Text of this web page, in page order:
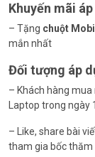
Khuyến mãi
– Tặng chuột
mắn nhất
Đối tượng áp
– Khách hàng
Laptop trong
– Like, share bài
tham gia bốc